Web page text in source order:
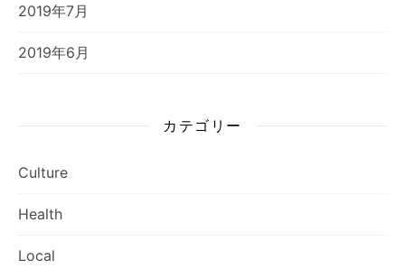
2019年7月
2019年6月
カテゴリー
Culture
Health
Local